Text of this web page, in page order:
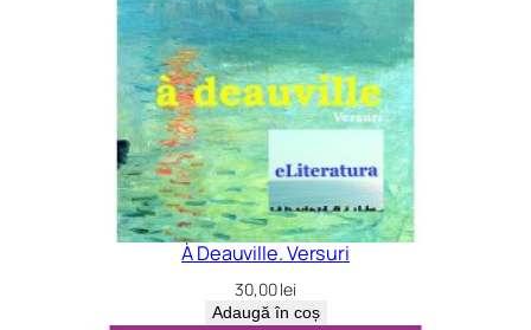
À Deauville. Versuri
30,00lei
Adaugă în coș